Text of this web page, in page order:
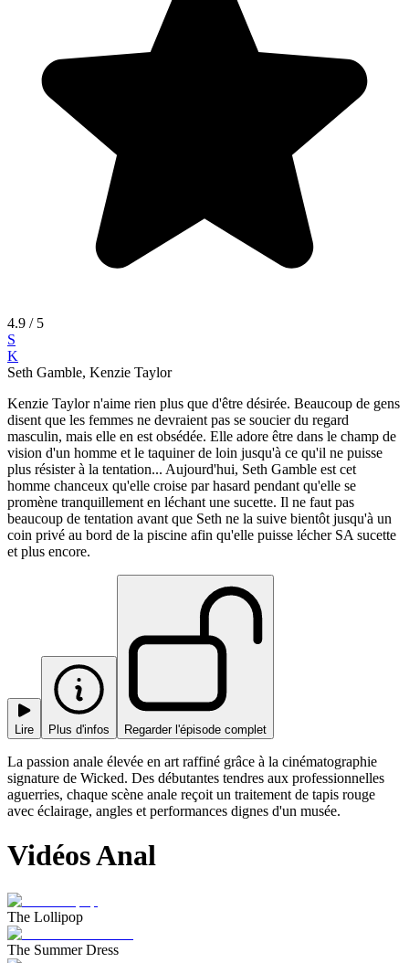
4.9 / 5
S
K
Seth Gamble, Kenzie Taylor
Kenzie Taylor n'aime rien plus que d'être désirée. Beaucoup de gens
disent que les femmes ne devraient pas se soucier du regard
masculin, mais elle en est obsédée. Elle adore être dans le champ de
vision d'un homme et le taquiner de loin jusqu'à ce qu'il ne puisse
plus résister à la tentation... Aujourd'hui, Seth Gamble est cet
homme chanceux qu'elle croise par hasard pendant qu'elle se
promène tranquillement en léchant une sucette. Il ne faut pas
beaucoup de tentation avant que Seth ne la suive bientôt jusqu'à un
coin privé au bord de la piscine afin qu'elle puisse lécher SA sucette
et plus encore.
Lire Plus d'infos Regarder l'épisode complet
La passion anale élevée en art raffiné grâce à la cinématographie
signature de Wicked. Des débutantes tendres aux professionnelles
aguerries, chaque scène anale reçoit un traitement de tapis rouge
avec éclairage, angles et performances dignes d'un musée.
Vidéos Anal
The Lollipop
The Summer Dress